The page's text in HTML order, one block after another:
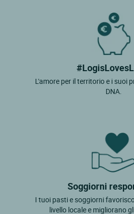
L'amore per il territorio e i suoi
DNA.
Soggiorni
I tuoi pasti e soggiorni
livello locale e migliorano